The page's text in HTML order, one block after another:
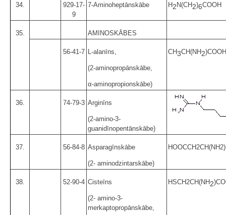
34.
929-17-
9
7-Aminoheptānskābe H2N(CH2)6COOH
35. AMINOSKĀBES
56-41-7 L-alanīns,
(2-aminopropānskābe,
α-aminopropionskābe)
CH3CH(NH2)COOH
36. 74-79-3 Arginīns
(2-amino-3-
guanidīnopentānskābe)
37. 56-84-8 Asparagīnskābe
(2- aminodzintarskābe)
38. 52-90-4 Cisteīns
(2- amino-3-
merkaptopropānskābe,
HSCH2CH(NH2